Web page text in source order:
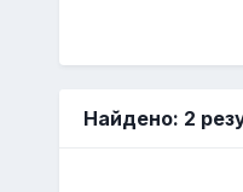
Найдено: 2